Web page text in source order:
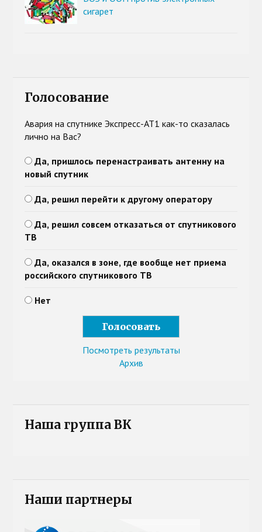
сигарет
Голосование
Авария на спутнике Экспресс-АТ1 как-то сказалась
лично на Вас?
Да, пришлось перенастраивать антенну на
новый спутник
Да, решил перейти к другому оператору
Да, решил совсем отказаться от спутникового
ТВ
Да, оказался в зоне, где вообще нет приема
российского спутникового ТВ
Нет
Посмотреть результаты
Архив
Наша группа ВК
Наши партнеры